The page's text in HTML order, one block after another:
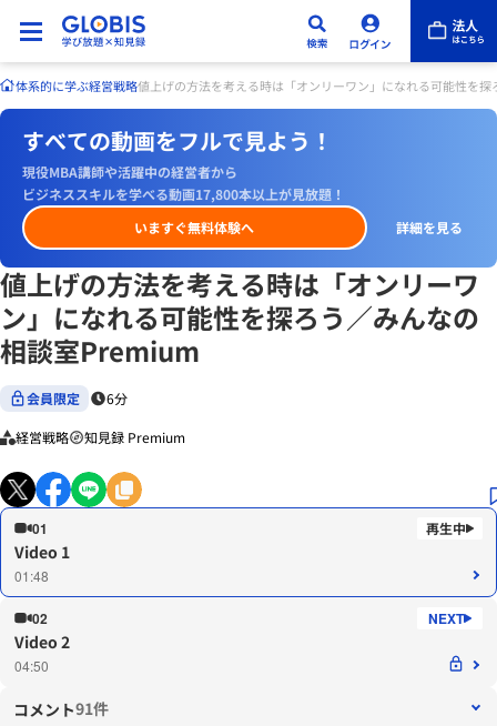
体系的に学ぶ経営戦略値上げの方法を考える時は「オンリーワン」になれる可能性を
すべての動画をフルで見よう！
現役MBA講師や活躍中の経営者から
ビジネススキルを学べる動画17,800本以上が見放題！
いますぐ無料体験へ
詳細を見る
値上げの方法を考える時は「オンリーワ
ン」になれる可能性を探ろう／みんなの
相談室Premium
会員限定 6分
経営戦略 知見録 Premium
01
Video 1
01:48
02
Video 2
04:50
コメント91件